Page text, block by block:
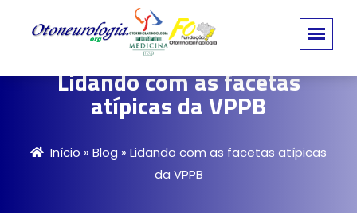
Lidando com as facetas
atípicas da VPPB
Início » Blog » Lidando com as facetas atípicas
da VPPB